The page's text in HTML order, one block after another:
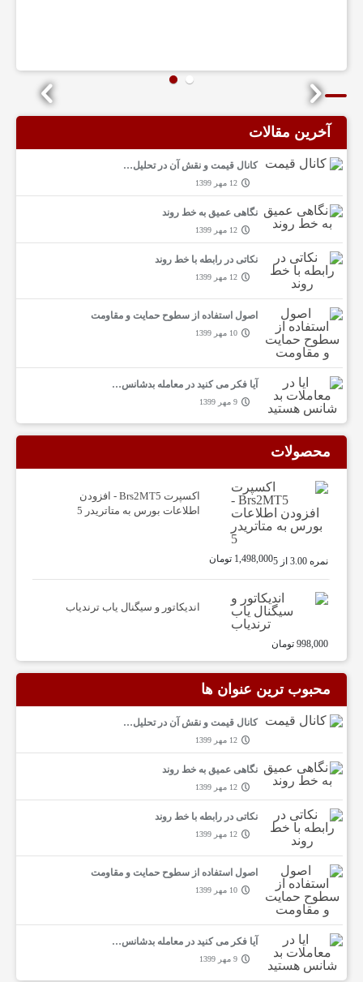
ش
آخرین مقالات
کانال قیمت و نقش آن در تحلیل…
12 مهر 1399
نگاهی عمیق به خط روند
12 مهر 1399
نکاتی در رابطه با خط روند
12 مهر 1399
اصول استفاده از سطوح حمایت و مقاومت
10 مهر 1399
آیا فکر می کنید در معامله بدشانس…
9 مهر 1399
محصولات
اکسپرت Brs2MT5 - افزودن
اطلاعات بورس به متاتریدر 5
نمره 3.00 از 5 1,498,000 تومان
اندیکاتور و سیگنال یاب ترندیاب
998,000 تومان
محبوب ترین عنوان ها
کانال قیمت و نقش آن در تحلیل…
12 مهر 1399
نگاهی عمیق به خط روند
12 مهر 1399
نکاتی در رابطه با خط روند
12 مهر 1399
اصول استفاده از سطوح حمایت و مقاومت
10 مهر 1399
آیا فکر می کنید در معامله بدشانس…
9 مهر 1399